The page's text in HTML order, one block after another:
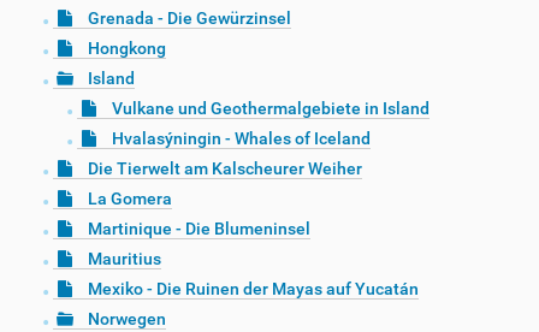
Grenada - Die Gewürzinsel
Hongkong
Island
Vulkane und Geothermalgebiete in Island
Hvalasýningin - Whales of Iceland
Die Tierwelt am Kalscheurer Weiher
La Gomera
Martinique - Die Blumeninsel
Mauritius
Mexiko - Die Ruinen der Mayas auf Yucatán
Norwegen